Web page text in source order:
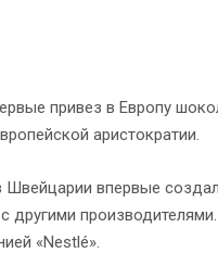
привез в Европу
аристократии.
Швейцарии впервые
другими
«Nestlé».